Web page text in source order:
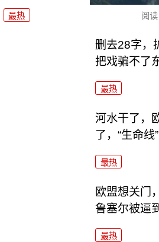
最热 阅读
删去28字，
把戏骗不了
最热
河水干了，
了，“生命线
最热
欧盟想关门
鲁塞尔被逼
最热